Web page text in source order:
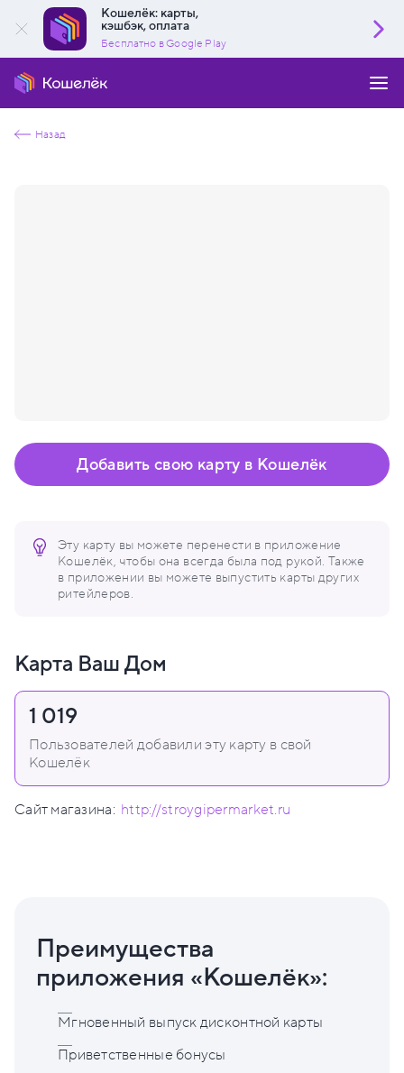
Кошелёк: карты,
кэшбэк, оплата
Бесплатно в Google Play
Назад
Эту карту вы можете перенести в приложение
Кошелёк, чтобы она всегда была под рукой. Также
в приложении вы можете выпустить карты других
ритейлеров.
Добавить свою карту в Кошелёк
Карта Ваш Дом
1 019
Пользователей добавили эту карту в свой
Кошелёк
Сайт магазина: http://stroygipermarket.ru
Преимущества
приложения «Кошелёк»:
Мгновенный выпуск дисконтной карты
Приветственные бонусы